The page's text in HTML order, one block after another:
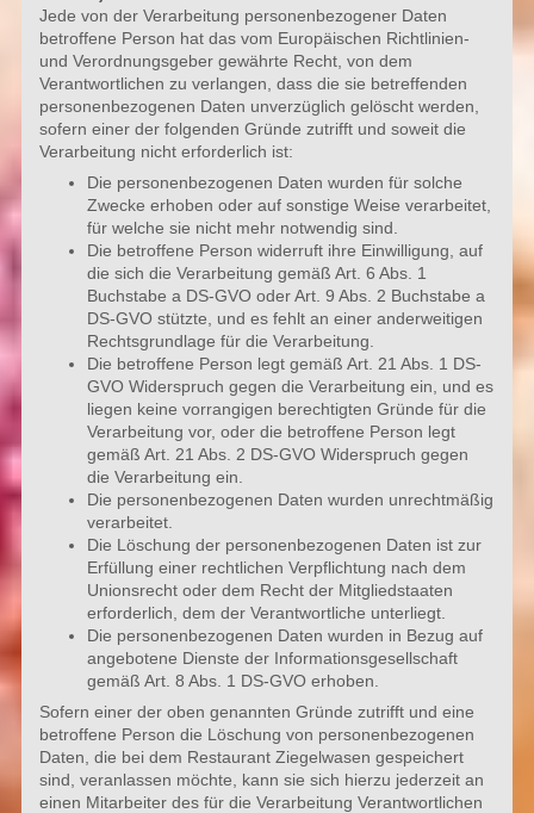
Jede von der Verarbeitung personenbezogener Daten
betroffene Person hat das vom Europäischen Richtlinien-
und Verordnungsgeber gewährte Recht, von dem
Verantwortlichen zu verlangen, dass die sie betreffenden
personenbezogenen Daten unverzüglich gelöscht werden,
sofern einer der folgenden Gründe zutrifft und soweit die
Verarbeitung nicht erforderlich ist:
Die personenbezogenen Daten wurden für solche
Zwecke erhoben oder auf sonstige Weise verarbeitet,
für welche sie nicht mehr notwendig sind.
Die betroffene Person widerruft ihre Einwilligung, auf
die sich die Verarbeitung gemäß Art. 6 Abs. 1
Buchstabe a DS-GVO oder Art. 9 Abs. 2 Buchstabe a
DS-GVO stützte, und es fehlt an einer anderweitigen
Rechtsgrundlage für die Verarbeitung.
Die betroffene Person legt gemäß Art. 21 Abs. 1 DS-
GVO Widerspruch gegen die Verarbeitung ein, und es
liegen keine vorrangigen berechtigten Gründe für die
Verarbeitung vor, oder die betroffene Person legt
gemäß Art. 21 Abs. 2 DS-GVO Widerspruch gegen
die Verarbeitung ein.
Die personenbezogenen Daten wurden unrechtmäßig
verarbeitet.
Die Löschung der personenbezogenen Daten ist zur
Erfüllung einer rechtlichen Verpflichtung nach dem
Unionsrecht oder dem Recht der Mitgliedstaaten
erforderlich, dem der Verantwortliche unterliegt.
Die personenbezogenen Daten wurden in Bezug auf
angebotene Dienste der Informationsgesellschaft
gemäß Art. 8 Abs. 1 DS-GVO erhoben.
Sofern einer der oben genannten Gründe zutrifft und eine
betroffene Person die Löschung von personenbezogenen
Daten, die bei dem Restaurant Ziegelwasen gespeichert
sind, veranlassen möchte, kann sie sich hierzu jederzeit an
einen Mitarbeiter des für die Verarbeitung Verantwortlichen